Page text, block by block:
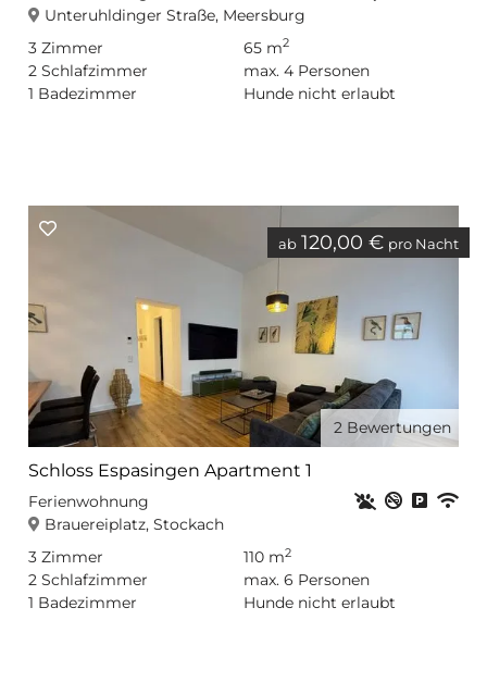
Unteruhldinger Straße, Meersburg
3 Zimmer
2 Schlafzimmer
1 Badezimmer
65 m2
max. 4 Personen
Hunde nicht erlaubt
ab 120,00 € pro Nacht
2 Bewertungen
Schloss Espasingen Apartment 1
Ferienwohnung
Brauereiplatz, Stockach
Haustiere
3 Zimmer
2 Schlafzimmer
1 Badezimmer
110 m2
max. 6 Personen
Hunde nicht erlaubt